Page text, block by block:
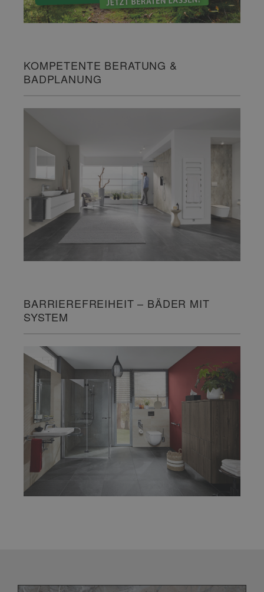
KOMPETENTE BERATUNG &
BADPLANUNG
BARRIEREFREIHEIT – BÄDER MIT
SYSTEM